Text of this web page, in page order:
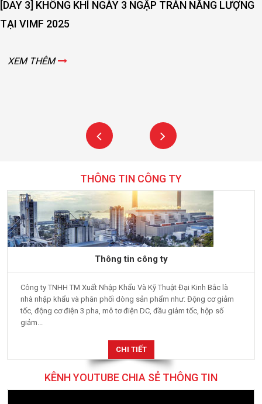
[DAY 2] SỨC NÓNG NGÀY THỨ 2 VẪN ĐANG LAN
VIMF 2025 – BẮC GIANG!
XEM THÊM
THÔNG TIN CÔNG TY
Thông tin công ty
Công ty TNHH TM Xuất Nhập Khẩu Và Kỹ Thuật Đại Kinh Bắc là
nhà nhập khẩu và phân phối dòng sản phẩm như: Động cơ giảm
tốc, động cơ điện 3 pha, mô tơ điện DC, đầu giảm tốc, hộp số
giảm...
CHI TIẾT
KÊNH YOUTUBE CHIA SẺ THÔNG TIN